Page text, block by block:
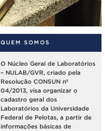
QUEM SOMOS
O Núcleo Geral de Laboratórios
– NULAB/GVR, criado pela
Resolução CONSUN nº
04/2013, visa organizar o
cadastro geral dos
Laboratórios da Universidade
Federal de Pelotas, a partir de
informações básicas de